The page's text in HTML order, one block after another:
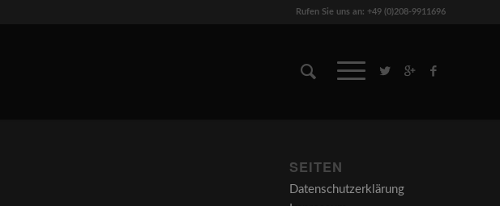
Rufen Sie uns an: +49 (0)208-9911696
SEITEN
Datenschutzerklärung